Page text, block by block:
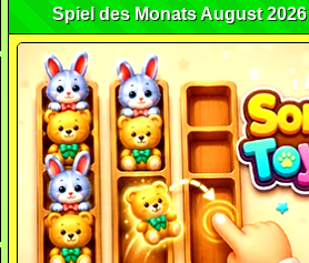
Spiel des Monats August 2026